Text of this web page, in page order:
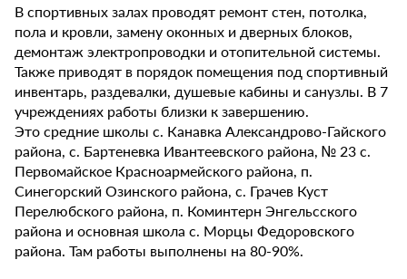
В спортивных залах проводят ремонт стен, потолка,
пола и кровли, замену оконных и дверных блоков,
демонтаж электропроводки и отопительной системы.
Также приводят в порядок помещения под спортивный
инвентарь, раздевалки, душевые кабины и санузлы. В 7
учреждениях работы близки к завершению.
Это средние школы с. Канавка Александрово-Гайского
района, с. Бартеневка Ивантеевского района, № 23 с.
Первомайское Красноармейского района, п.
Синегорский Озинского района, с. Грачев Куст
Перелюбского района, п. Коминтерн Энгельсского
района и основная школа с. Морцы Федоровского
района. Там работы выполнены на 80-90%.